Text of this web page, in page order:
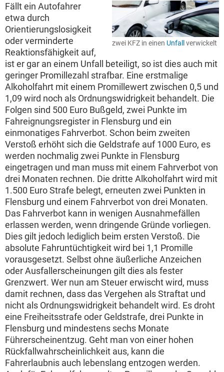
zwei KFZ in einen Unfall verwickelt
Fällt ein Autofahrer
etwa durch
Orientierungslosigkeit
oder verminderte
Reaktionsfähigkeit auf,
ist er gar an einem Unfall beteiligt, so ist dies auch mit
geringer Promillezahl strafbar. Eine erstmalige
Alkoholfahrt mit einem Promillewert zwischen 0,5 und
1,09 wird noch als Ordnungswidrigkeit behandelt. Die
Folgen sind 500 Euro Bußgeld, zwei Punkte im
Fahreignungsregister in Flensburg und ein
einmonatiges Fahrverbot. Schon beim zweiten
Verstoß erhöht sich die Geldstrafe auf 1000 Euro, es
werden nochmalig zwei Punkte in Flensburg
eingetragen und man muss mit einem Fahrverbot von
drei Monaten rechnen. Die dritte Alkoholfahrt wird mit
1.500 Euro Strafe belegt, erneuten zwei Punkten in
Flensburg und einem Fahrverbot von drei Monaten.
Das Fahrverbot kann in wenigen Ausnahmefällen
erlassen werden, wenn dringende Gründe vorliegen.
Dies gilt jedoch lediglich beim ersten Verstoß. Die
absolute Fahruntüchtigkeit wird bei 1,1 Promille
vorausgesetzt. Selbst ohne äußerliche Anzeichen
oder Ausfallerscheinungen gilt dies als fester
Grenzwert. Wer nun am Steuer erwischt wird, muss
damit rechnen, dass das Vergehen als Straftat und
nicht als Ordnungswidrigkeit behandelt wird. Es droht
eine Freiheitsstrafe oder Geldstrafe, drei Punkte in
Flensburg und mindestens sechs Monate
Führerscheinentzug. Geht man von einer hohen
Rückfallwahrscheinlichkeit aus, kann die
Fahrerlaubnis auch lebenslang entzogen werden.